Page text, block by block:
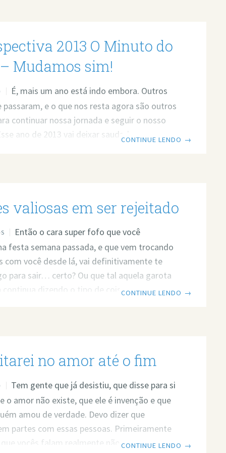
2013 O Minuto do
Mudamos sim!
É, mais um ano está indo embora. Outros
passaram, e o que nos resta agora são outros
continuar nossa jornada e seguir o nosso
ano de 2013 vai deixar saudades, mas
diferença na vida das pessoas.
CONTINUE LENDO →
valiosas em ser rejeitado
Então o cara super fofo que você
festa semana passada, e que vem trocando
com você desde lá, vai definitivamente te
para sair… certo? Ou que tal aquela garota
continua dizendo o tipo de coisa que gosta
CONTINUE LENDO →
no amor até o fim
Tem gente que já desistiu, que disse para si
o amor não existe, que ele é invenção e que
amou de verdade. Devo dizer que
partes com essas pessoas. Primeiramente
que vocês falam realmente não existe, nada é
CONTINUE LENDO →